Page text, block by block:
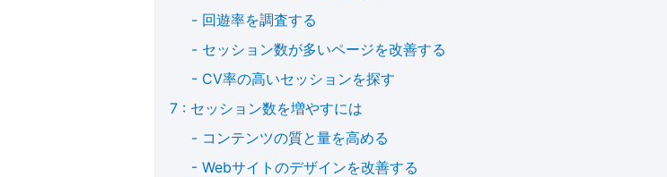
回遊率を調査する
セッション数が多いページを改善する
CV率の高いセッションを探す
セッション数を増やすには
コンテンツの質と量を高める
Webサイトのデザインを改善する